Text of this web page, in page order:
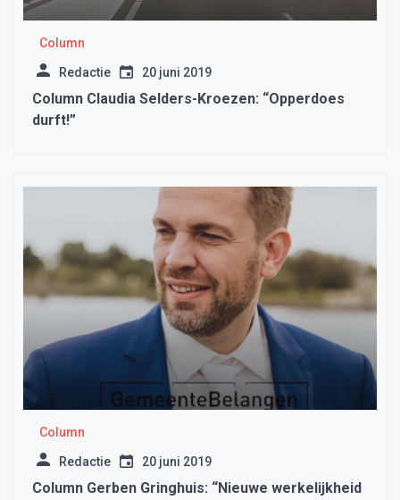
Column
Redactie 20 juni 2019
Column Claudia Selders-Kroezen: “Opperdoes
durft!”
Column
Redactie 20 juni 2019
Column Gerben Gringhuis: “Nieuwe werkelijkheid